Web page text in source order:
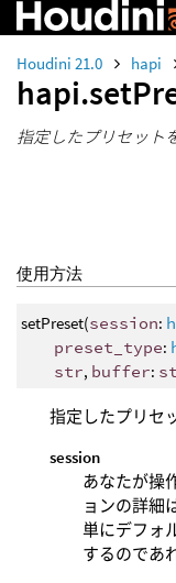
Houdini 21.0 hapi
指定したプリセット
使用方法
setPreset(session:
preset_type:
str, buffer:
指定したプリセ
session
あなたが操
ョンの詳細
単にデフォ
するのであ